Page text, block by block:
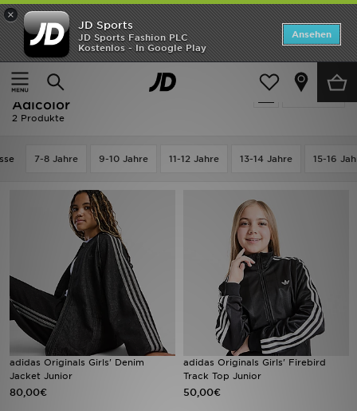
×
JD Sports
JD Sports Fashion PLC
Kostenlos - In Google Play
Ansehen
Startseite
Kinder Kleidung Jugendliche (8-15 Jahre) Jacken
verfeinern
Schwarz Jacken - Adidas Originals
Adicolor
2 Produkte
7-8 Jahre 9-10 Jahre 11-12 Jahre 13-14 Jahre 15-16
adidas Originals Girls' Denim
Jacket Junior
80,00€
adidas Originals Girls' Firebird
Track Top Junior
50,00€
Startseite
ANGEBOTE
Marken
Bestsellers
JD Exklusives
Fußball
Sport